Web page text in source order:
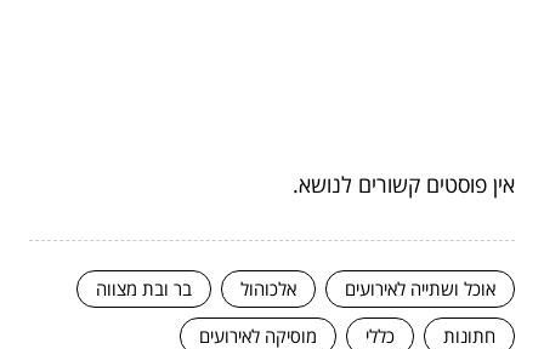
אין פוסטים קשורים לנושא.
אוכל ושתייה לאירועים אלכוהול
בר ובת מצווה
חתונות
כללי
מוסיקה לאירועים